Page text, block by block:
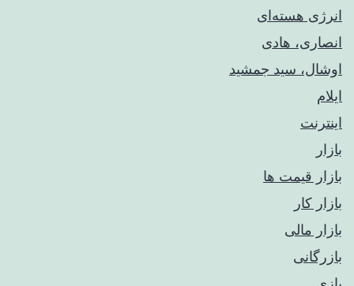
انرژی هسته‌ای
انصاری، هادی
اوشال، سید جمشید
ایلام
اینترنت
بازار
بازار قیمت ها
بازار کار
بازار مالی
بازرگانی